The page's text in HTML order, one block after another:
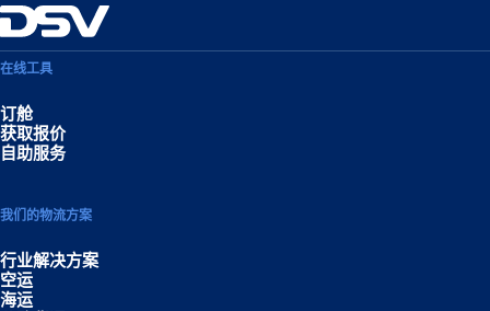
在线工具
订舱
获取报价
自助服务
我们的物流方案
行业解决方案
空运
海运